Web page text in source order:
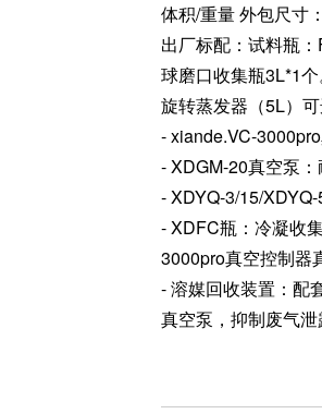
体积/重量 外包尺
出厂标配：试料瓶
球磨口收集瓶3L*1
旋转蒸发器（5L）
- xiande.VC-
- XDGM-20真空泵
- XDYQ-3/15/
- XDFC瓶：冷凝收
3000pro真空控制器
- 溶媒回收装置：配
真空泵，抑制废气